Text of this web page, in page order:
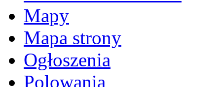
Mapy
Mapa strony
Ogłoszenia
Polowania